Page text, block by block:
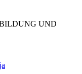
UND